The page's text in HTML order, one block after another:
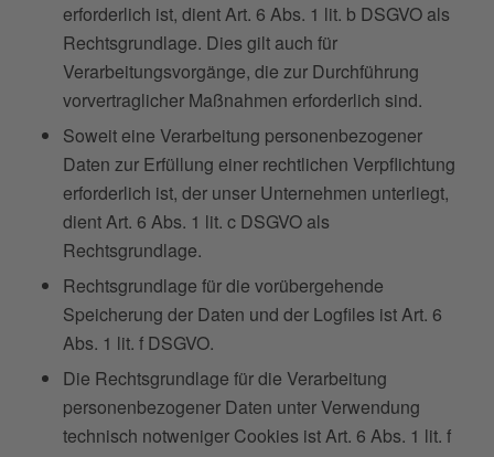
erforderlich ist, dient Art. 6 Abs. 1 lit. b DSGVO als
Rechtsgrundlage. Dies gilt auch für
Verarbeitungsvorgänge, die zur Durchführung
vorvertraglicher Maßnahmen erforderlich sind.
Soweit eine Verarbeitung personenbezogener
Daten zur Erfüllung einer rechtlichen Verpflichtung
erforderlich ist, der unser Unternehmen unterliegt,
dient Art. 6 Abs. 1 lit. c DSGVO als
Rechtsgrundlage.
Rechtsgrundlage für die vorübergehende
Speicherung der Daten und der Logfiles ist Art. 6
Abs. 1 lit. f DSGVO.
Die Rechtsgrundlage für die Verarbeitung
personenbezogener Daten unter Verwendung
technisch notweniger Cookies ist Art. 6 Abs. 1 lit. f